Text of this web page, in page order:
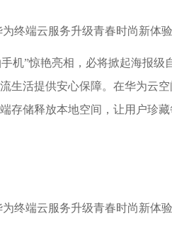
机”惊艳亮相，必将掀起海报级
生活提供安心保障。在华为云空
存储释放本地空间，让用户珍